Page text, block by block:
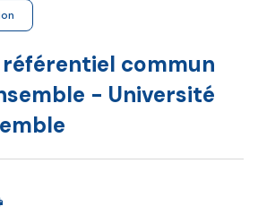
référentiel commun
- Université